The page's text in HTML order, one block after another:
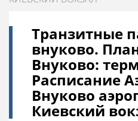
Транзитные
внуково.
Внуково:
Расписание
Внуково
Киевский